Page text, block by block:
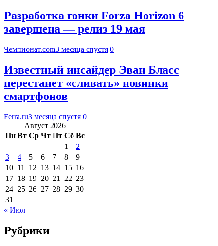
Разработка гонки Forza Horizon 6
завершена — релиз 19 мая
Чемпионат.com3 месяца спустя 0
Известный инсайдер Эван Бласс
перестанет «сливать» новинки
смартфонов
Ferra.ru3 месяца спустя 0
Август 2026
Пн Вт Ср Чт Пт Сб Вс
1
2
3
4 5 6 7 8
9
10 11 12 13 14 15 16
17 18 19 20 21 22 23
24 25 26 27 28 29 30
31
« Июл
Рубрики